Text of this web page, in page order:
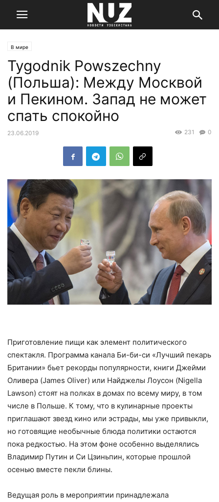
В мире
Tygodnik Powszechny
(Польша): Между Москвой
и Пекином. Запад не может
спать спокойно
23.06.2019 0
231
Приготовление пищи как элемент политического
спектакля. Программа канала Би-би-си «Лучший пекарь
Британии» бьет рекорды популярности, книги Джейми
Оливера (James Oliver) или Найджелы Лоусон (Nigella
Lawson) стоят на полках в домах по всему миру, в том
числе в Польше. К тому, что в кулинарные проекты
приглашают звезд кино или эстрады, мы уже привыкли,
но готовящие необычные блюда политики остаются
пока редкостью. На этом фоне особенно выделялись
Владимир Путин и Си Цзиньпин, которые прошлой
осенью вместе пекли блины.
Ведущая роль в мероприятии принадлежала